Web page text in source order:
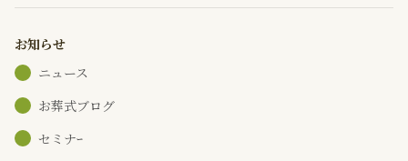
お知らせ
ニュース
お葬式ブログ
セミナｰ